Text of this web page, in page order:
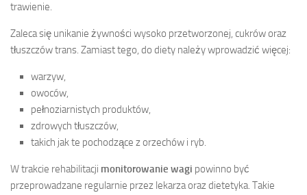
trawienie.
Zaleca się unikanie żywności wysoko przetworzonej, cukrów oraz
tłuszczów trans. Zamiast tego, do diety należy wprowadzić więcej:
warzyw,
owoców,
pełnoziarnistych produktów,
zdrowych tłuszczów,
takich jak te pochodzące z orzechów i ryb.
W trakcie rehabilitacji monitorowanie wagi powinno być
przeprowadzane regularnie przez lekarza oraz dietetyka. Takie